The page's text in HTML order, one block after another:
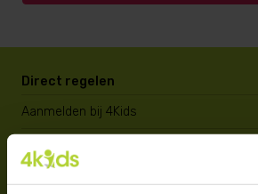
Direct regelen
Aanmelden bij 4Kids
Brochure aanvragen